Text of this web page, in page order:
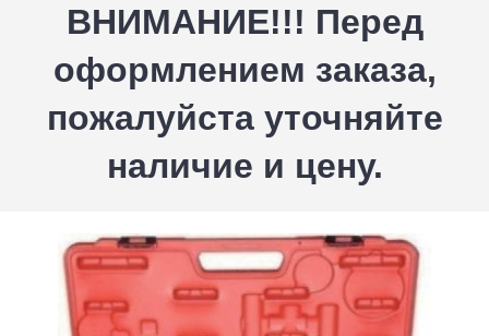
ВНИМАНИЕ!!! Перед
оформлением заказа,
пожалуйста уточняйте
наличие и цену.